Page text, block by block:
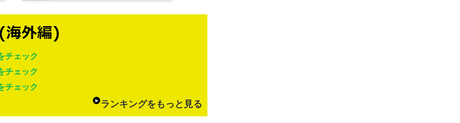
ェック
ェック
ェック
ランキングをもっと見る